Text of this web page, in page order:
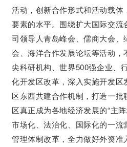
活动，创新合作形式和活动载
要素的水平。围绕扩大国际交流
司领导人青岛峰会、儒商大会、
会、海洋合作发展论坛等活动，
尖科研机构、世界500强企业、
化开发区改革，深入实施开发
区东西共建合作机制，打造一
区真正成为各地经济发展的“主
市场化、法治化、国际化的一流
管理体制改革，全力做好外资准